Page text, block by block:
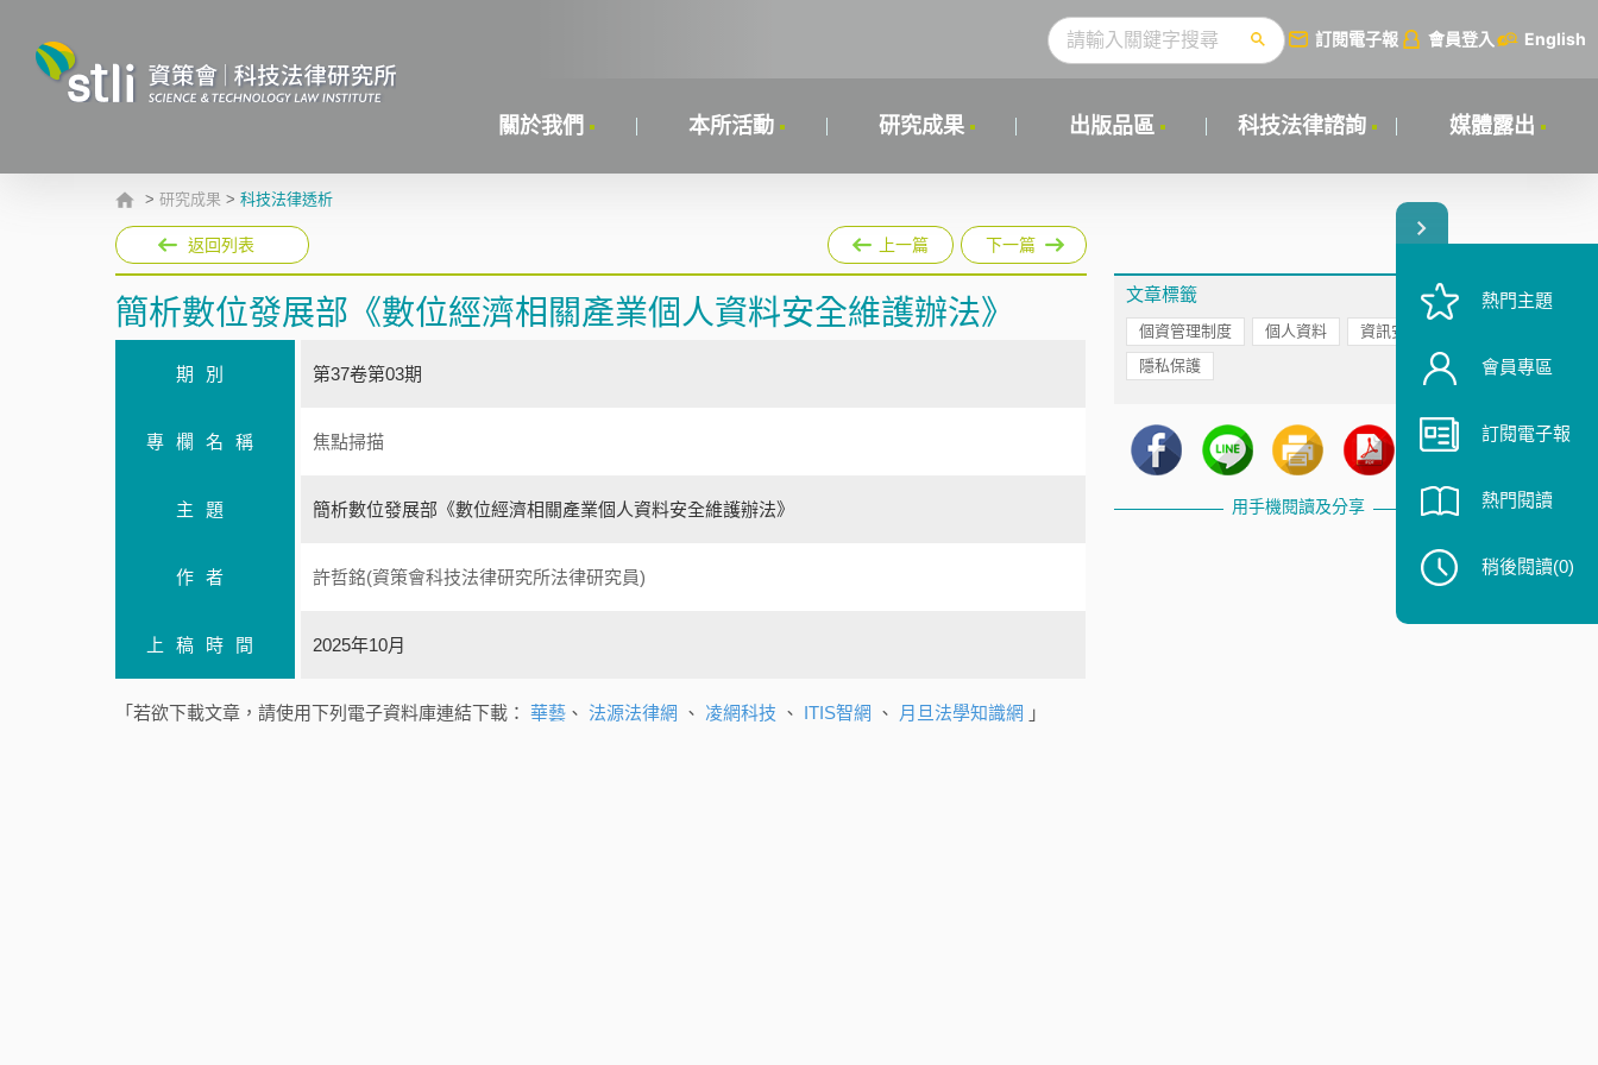
訂閱電子報 會員登入 English
關於我們 本所活動 研究成果 出版品區 科技法律諮詢 媒體露出
> 研究成果 > 科技法律透析
返回列表 上一篇 下一篇
簡析數位發展部《數位經濟相關產業個人資料安全維護辦法》
期別 第37卷第03期
專欄名稱 焦點掃描
主題 簡析數位發展部《數位經濟相關產業個人資料安全維護辦法》
作者 許哲銘(資策會科技法律研究所法律研究員)
上稿時間 2025年10月
「若欲下載文章，請使用下列電子資料庫連結下載： 華藝 、 法源法律網 、 凌網科技 、 ITIS智網 、 月旦法學知識網 」
文章標籤
個資管理制度 個人資料
資訊安全
隱私保護
用手機閱讀及分享
熱門主題
會員專區
訂閱電子報
熱門閱讀
稍後閱讀(0)